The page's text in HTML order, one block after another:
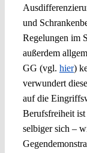
und
Regelungen im
außerdem
GG (vgl. hier)
verwundert
auf die
Berufsfreiheit
selbiger sich –